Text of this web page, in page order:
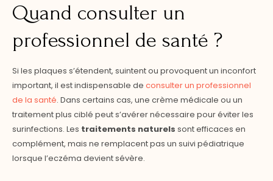
Quand consulter un
professionnel de santé ?
Si les plaques s’étendent, suintent ou provoquent un inconfort
important, il est indispensable de consulter un professionnel
de la santé. Dans certains cas, une crème médicale ou un
traitement plus ciblé peut s’avérer nécessaire pour éviter les
surinfections. Les traitements naturels sont efficaces en
complément, mais ne remplacent pas un suivi pédiatrique
lorsque l’eczéma devient sévère.